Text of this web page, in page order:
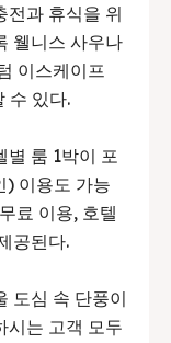
전과 휴식을 위
웰니스 사우나
이스케이프
수 있다.
별 룸 1박이 포
) 이용도 가능
료 이용, 호텔
공된다.
도심 속 단풍이
시는 고객 모두